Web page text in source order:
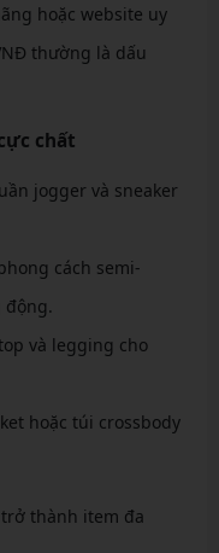
hoặc website uy
thường là dấu
chất
jogger và sneaker
cách semi-
động.
và legging cho
hoặc túi crossbody
thành item đa